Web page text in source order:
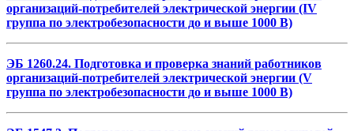
организаций-потребителей электрической энергии (IV
группа по электробезопасности до и выше 1000 В)
ЭБ 1260.24. Подготовка и проверка знаний работников
организаций-потребителей электрической энергии (V
группа по электробезопасности до и выше 1000 В)